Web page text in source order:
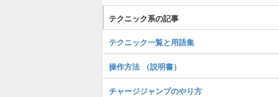
テクニック系の記事
テクニック一覧と用語集
操作方法 （説明書）
チャージジャンプのやり方